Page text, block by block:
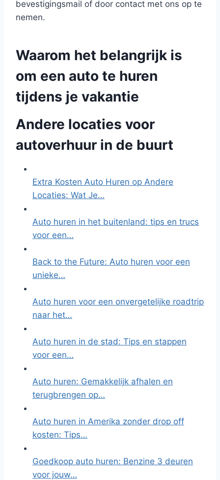
bevestigingsmail of door contact met ons op te
nemen.
Waarom het belangrijk is
om een auto te huren
tijdens je vakantie
Andere locaties voor
autoverhuur in de buurt
Extra Kosten Auto Huren op Andere
Locaties: Wat Je…
Auto huren in het buitenland: tips en trucs
voor een…
Back to the Future: Auto huren voor een
unieke…
Auto huren voor een onvergetelijke roadtrip
naar het…
Auto huren in de stad: Tips en stappen
voor een…
Auto huren: Gemakkelijk afhalen en
terugbrengen op…
Auto huren in Amerika zonder drop off
kosten: Tips…
Goedkoop auto huren: Benzine 3 deuren
voor jouw…